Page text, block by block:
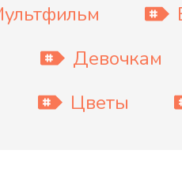
Девочкам
Цветы